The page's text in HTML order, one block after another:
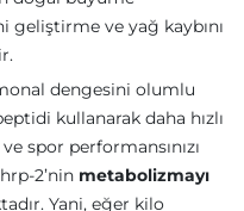
geliştirme ve yağ kaybını
dengesini olumlu
kullanarak daha hızlı
spor performansınızı
2’nin metabolizmayı
Yani, eğer kilo